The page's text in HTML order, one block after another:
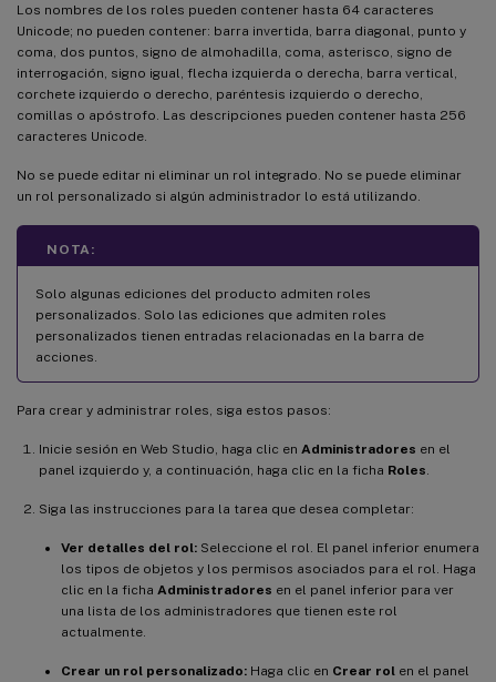
Los nombres de los roles pueden contener hasta 64 caracteres
Unicode; no pueden contener: barra invertida, barra diagonal, punto y
coma, dos puntos, signo de almohadilla, coma, asterisco, signo de
interrogación, signo igual, flecha izquierda o derecha, barra vertical,
corchete izquierdo o derecho, paréntesis izquierdo o derecho,
comillas o apóstrofo. Las descripciones pueden contener hasta 256
caracteres Unicode.
No se puede editar ni eliminar un rol integrado. No se puede eliminar
un rol personalizado si algún administrador lo está utilizando.
NOTA:
Solo algunas ediciones del producto admiten roles
personalizados. Solo las ediciones que admiten roles
personalizados tienen entradas relacionadas en la barra de
acciones.
Para crear y administrar roles, siga estos pasos:
Inicie sesión en Web Studio, haga clic en Administradores en el
panel izquierdo y, a continuación, haga clic en la ficha Roles
Siga las instrucciones para la tarea que desea completar:
Ver detalles del rol: Seleccione el rol. El panel inferior enumera
los tipos de objetos y los permisos asociados para el rol. Haga
clic en la ficha Administradores en el panel inferior para ver
una lista de los administradores que tienen este rol
actualmente.
Crear un rol personalizado: Haga clic en Crear rol en el panel